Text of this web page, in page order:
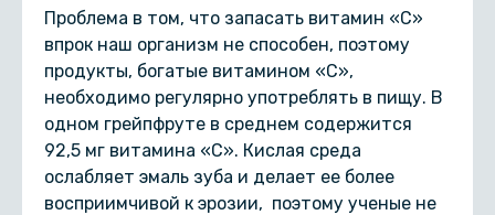
Проблема в том, что запасать витамин «С»
впрок наш организм не способен, поэтому
продукты, богатые витамином «С»,
необходимо регулярно употреблять в пищу. В
одном грейпфруте в среднем содержится
92,5 мг витамина «C». Кислая среда
ослабляет эмаль зуба и делает ее более
восприимчивой к эрозии, поэтому ученые не